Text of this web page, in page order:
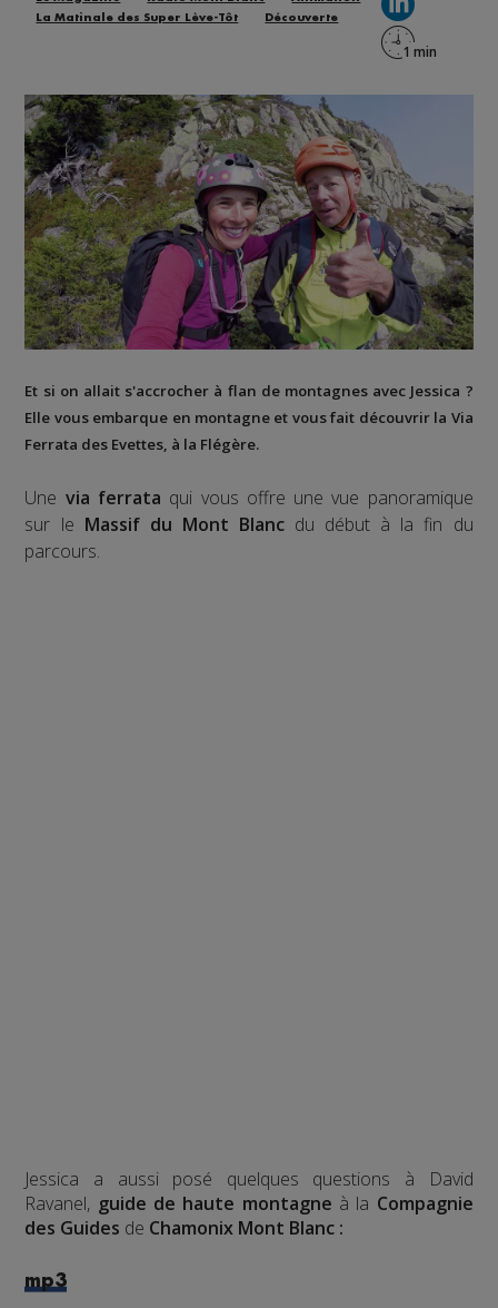
La Matinale des Super Lève-Tôt
Découverte
Et si on allait s'accrocher à flan de montagnes avec Jessica ?
Elle vous embarque en montagne et vous fait découvrir la Via
Ferrata des Evettes, à la Flégère.
Une via ferrata qui vous offre une vue panoramique
sur le Massif du Mont Blancdu début à la fin du
parcours.
Jessica a aussi posé quelques questions à David
Ravanel, guide de haute montagne à la Compagnie
des Guides de Chamonix Mont Blanc :
mp3